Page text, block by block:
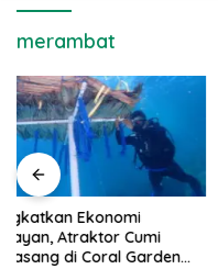
merambat
PDKT Danau Tempe :
Pendekatan Kearifan Lokal
untuk Keberlanjutan Sumber